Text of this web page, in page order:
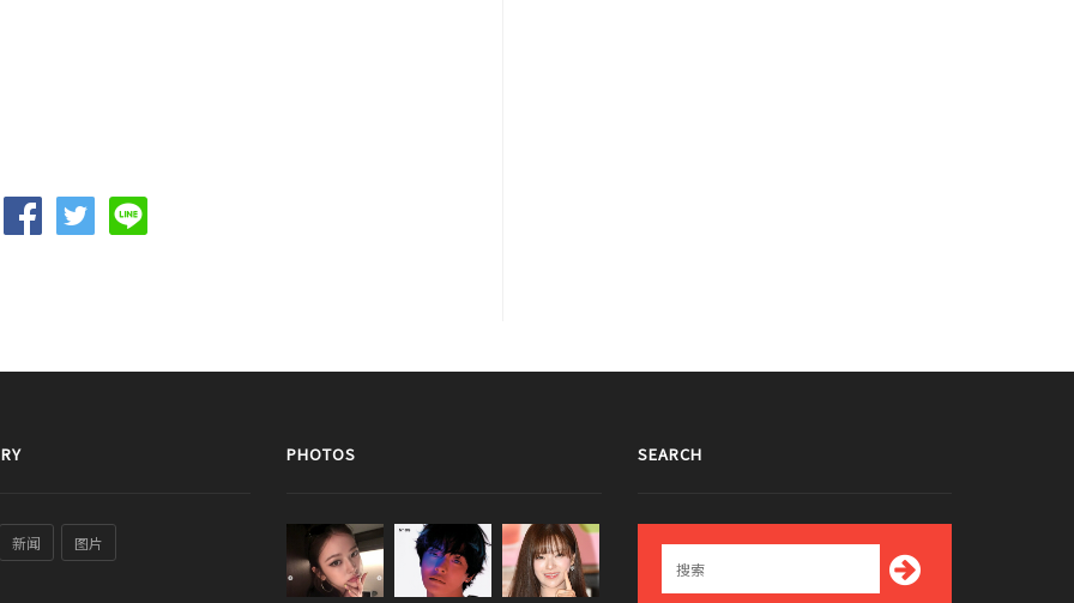
新闻 图片
PHOTOS SEARCH